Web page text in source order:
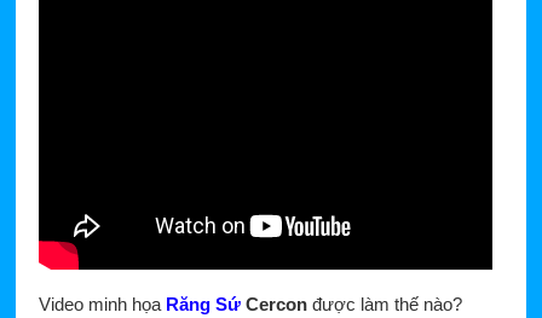
Video minh họa Răng SứCerconđược làm thế nào?